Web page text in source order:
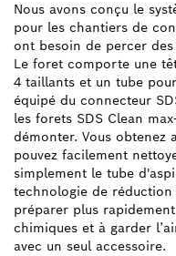
Nous avons conçu le
pour les chantiers de
ont besoin de percer
Le foret comporte une
4 taillants et un tube
équipé du connecteur
les forets SDS Clean
démonter. Vous obtenez
pouvez facilement
simplement le tube
technologie de
préparer plus
chimiques et à garder
avec un seul accessoire.